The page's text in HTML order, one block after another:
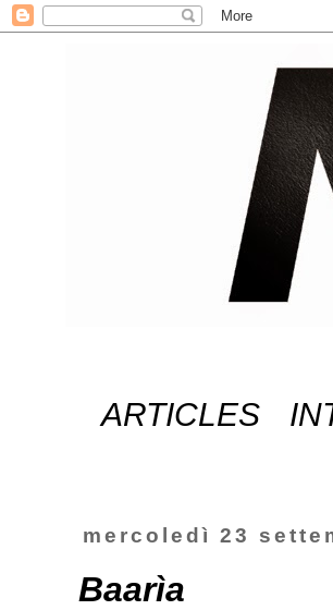
ARTICLES
mercoledì 23
Baarìa